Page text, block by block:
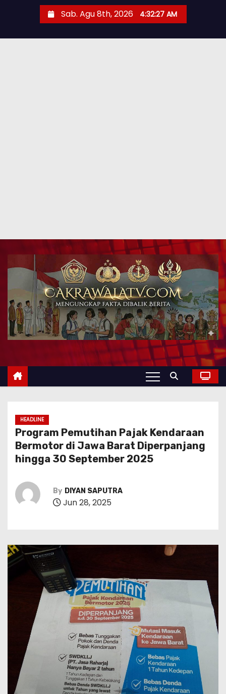
Sab. Agu 8th, 2026 4:32:27 AM
HEADLINE
Program Pemutihan Pajak Kendaraan
Bermotor di Jawa Barat Diperpanjang
hingga 30 September 2025
By DIYAN SAPUTRA
Jun 28, 2025